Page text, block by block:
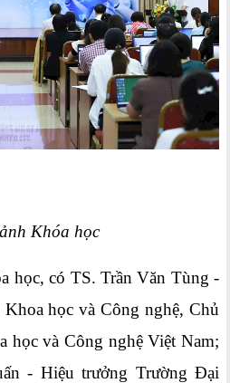
Khóa học
học, có TS. Trần Văn Tùng -
học và Công nghệ, Chủ
học và Công nghệ Việt Nam;
- Hiệu trưởng Trường Đại